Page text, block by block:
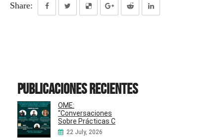
Share:
Publicaciones recientes
OME:
“Conversaciones
Sobre Prácticas C
22 July, 2026